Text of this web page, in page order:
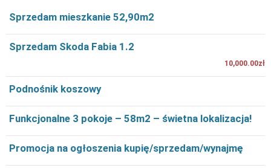
Sprzedam mieszkanie 52,90m2
Sprzedam Skoda Fabia 1.2
10,000.00zł
Podnośnik koszowy
Funkcjonalne 3 pokoje – 58m2 – świetna lokalizacja!
Promocja na ogłoszenia kupię/sprzedam/wynajmę